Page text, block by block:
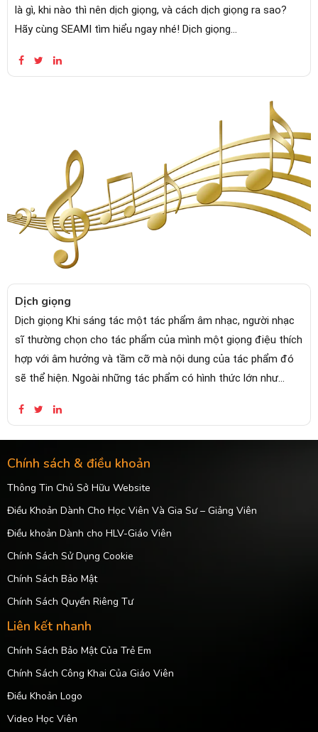
là gì, khi nào thì nên dịch giọng, và cách dịch giọng ra sao?
Hãy cùng SEAMI tìm hiểu ngay nhé! Dịch giọng
Dịch giọng
Dịch giọng Khi sáng tác một tác phẩm âm nhạc, người nhạc
sĩ thường chọn cho tác phẩm của mình một giọng điệu thích
hợp với âm hưởng và tầm cỡ mà nội dung của tác phẩm đó
sẽ thể hiện. Ngoài những tác phẩm có hình thức lớn như...
Chính sách & điều khoản
Thông Tin Chủ Sở Hữu Website
Điều Khoản Dành Cho Học Viên Và Gia Sư – Giảng Viên
Điều khoản Dành cho HLV-Giáo Viên
Chính Sách Sử Dụng Cookie
Chính Sách Bảo Mật
Chính Sách Quyền Riêng Tư
Liên kết nhanh
Chính Sách Bảo Mật Của Trẻ Em
Chính Sách Công Khai Của Giáo Viên
Điều Khoản Logo
Video Học Viên